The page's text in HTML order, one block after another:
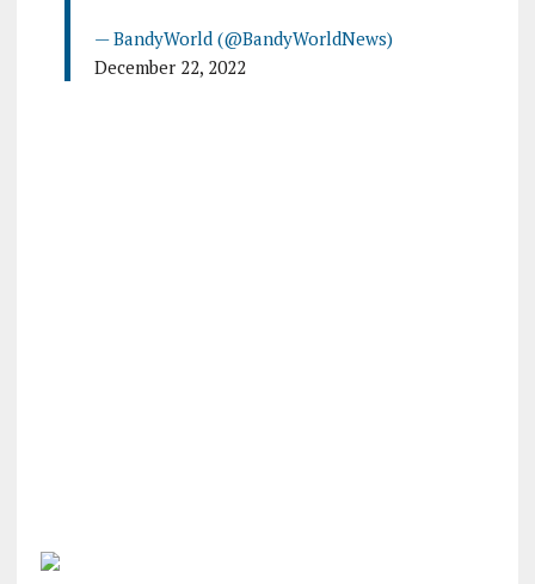
— BandyWorld (@BandyWorldNews)
December 22, 2022